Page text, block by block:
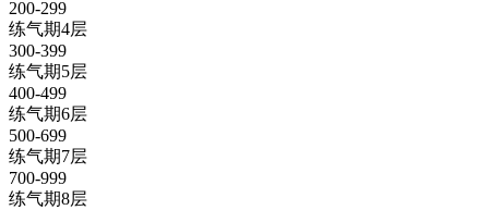
200-299
练气期4层
300-399
练气期5层
400-499
练气期6层
500-699
练气期7层
700-999
练气期8层